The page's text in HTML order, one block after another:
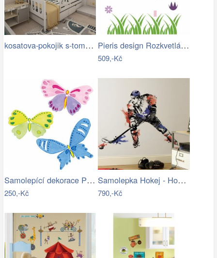
kosatova-pokojik s-tom0-min-hl.jpg Pieris design Rozkvetlá louka - sada…
509,-Kč
Samolepící dekorace Pasteloví motýlci
250,-Kč
Samolepka Hokej - Hokejsta
790,-Kč